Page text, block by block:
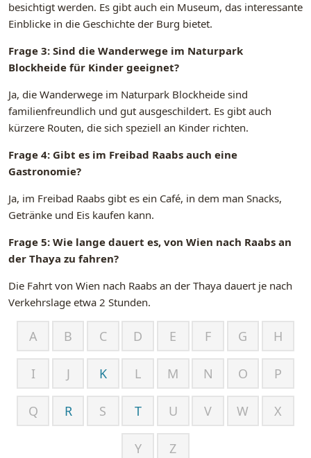
besichtigt werden. Es gibt auch ein Museum, das interessante
Einblicke in die Geschichte der Burg bietet.
Frage 3: Sind die Wanderwege im Naturpark
Blockheide für Kinder geeignet?
Ja, die Wanderwege im Naturpark Blockheide sind
familienfreundlich und gut ausgeschildert. Es gibt auch
kürzere Routen, die sich speziell an Kinder richten.
Frage 4: Gibt es im Freibad Raabs auch eine
Gastronomie?
Ja, im Freibad Raabs gibt es ein Café, in dem man Snacks,
Getränke und Eis kaufen kann.
Frage 5: Wie lange dauert es, von Wien nach Raabs an
der Thaya zu fahren?
Die Fahrt von Wien nach Raabs an der Thaya dauert je nach
Verkehrslage etwa 2 Stunden.
A B C D E F G H
I J K L M N O P
Q R S T U V W X
Y Z